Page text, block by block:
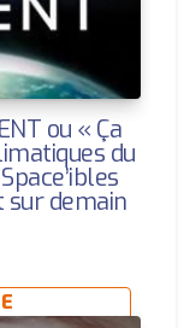
ou « Ça
du
sur demain